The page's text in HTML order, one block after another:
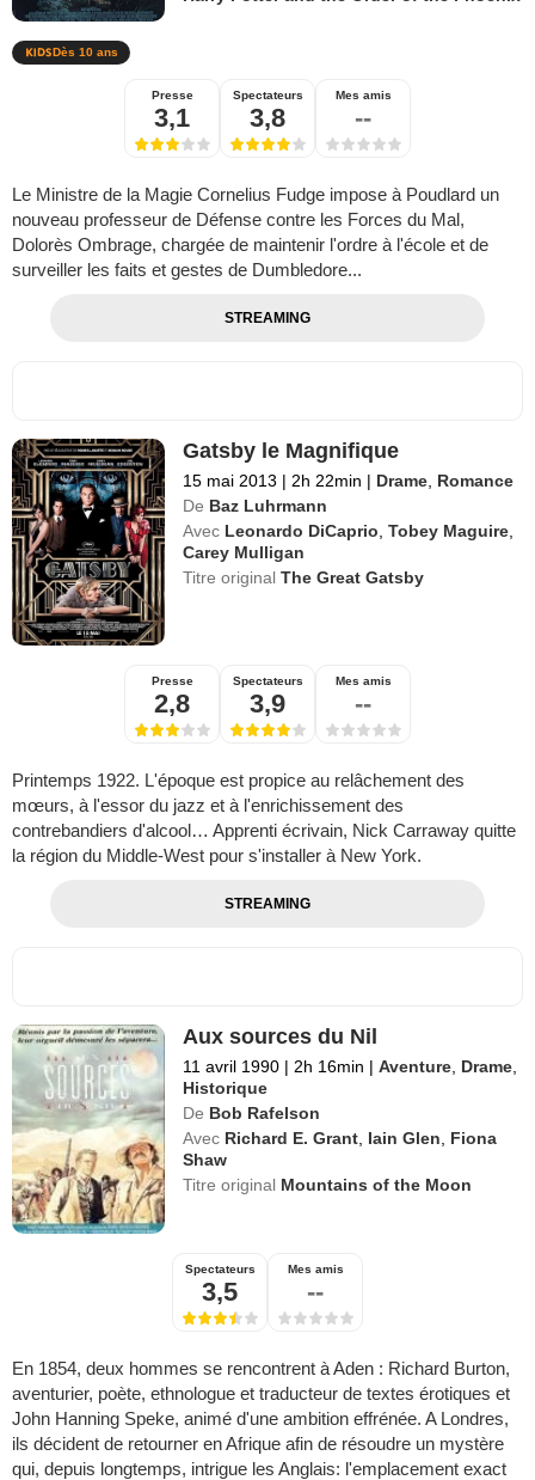
Dès 10 ans
Presse
3,1
Spectateurs
3,8
Mes amis
--
Le Ministre de la Magie Cornelius Fudge impose à Poudlard un
nouveau professeur de Défense contre les Forces du Mal,
Dolorès Ombrage, chargée de maintenir l'ordre à l'école et de
surveiller les faits et gestes de Dumbledore...
STREAMING
Gatsby le Magnifique
15 mai 2013 | 2h 22min | Drame Romance
De Baz Luhrmann
Avec Leonardo DiCaprio ,Tobey Maguire
Carey Mulligan
Titre originalThe Great Gatsby
Presse
2,8
Spectateurs
3,9
Mes amis
--
Printemps 1922. L'époque est propice au relâchement des
mœurs, à l'essor du jazz et à l'enrichissement des
contrebandiers d'alcool… Apprenti écrivain, Nick Carraway quitte
la région du Middle-West pour s'installer à New York.
STREAMING
Aux sources du Nil
11 avril 1990 | 2h 16min | Aventure, Drame,
Historique
De Bob Rafelson
Avec Richard E. Grant, Iain Glen, Fiona
Shaw
Titre original Mountains of the Moon
Spectateurs
3,5
Mes amis
--
En 1854, deux hommes se rencontrent à Aden : Richard Burton,
aventurier, poète, ethnologue et traducteur de textes érotiques et
John Hanning Speke, animé d'une ambition effrénée. A Londres,
ils décident de retourner en Afrique afin de résoudre un mystère
qui, depuis longtemps, intrigue les Anglais: l'emplacement exact